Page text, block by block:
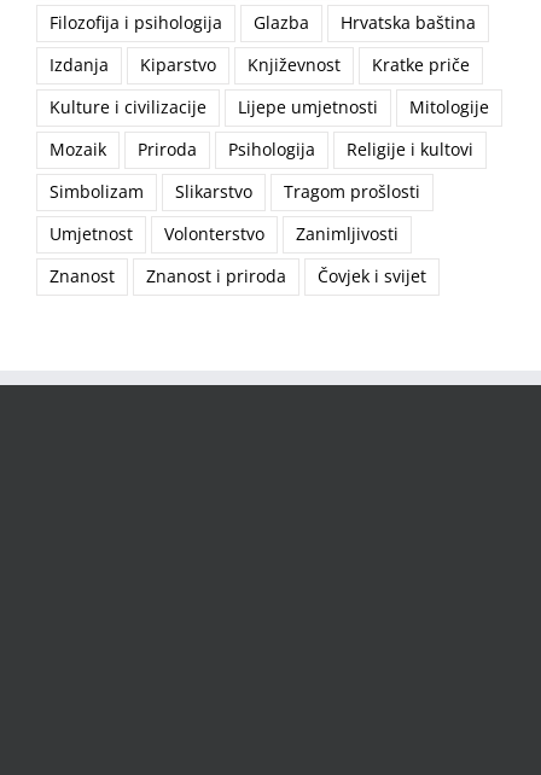
Filozofija i psihologija
Glazba
Hrvatska baština
Izdanja
Kiparstvo Književnost
Kratke priče
Kulture i civilizacije
Lijepe umjetnosti
Mitologije
Mozaik
Priroda Psihologija
Religije i kultovi
Simbolizam
Slikarstvo
Tragom prošlosti
Umjetnost
Volonterstvo
Zanimljivosti
Znanost
Znanost i priroda Čovjek i svijet